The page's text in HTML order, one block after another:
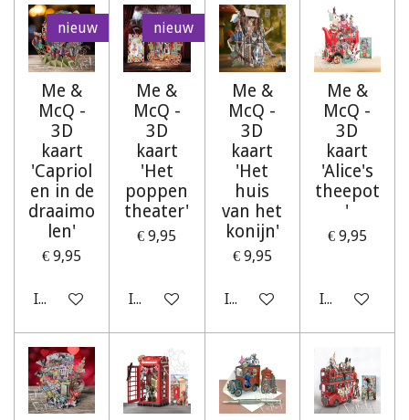
nieuw
Me &
McQ -
3D
kaart
'Capriol
en in de
draaimo
len'
€ 9,95
In winkelwagen
nieuw
Me &
McQ -
3D
kaart
'Het
poppen
theater'
€ 9,95
In winkelwagen
Me &
McQ -
3D
kaart
'Het
huis
van het
konijn'
€ 9,95
In winkelwagen
Me &
McQ -
3D
kaart
'Alice's
theepot
'
€ 9,95
In